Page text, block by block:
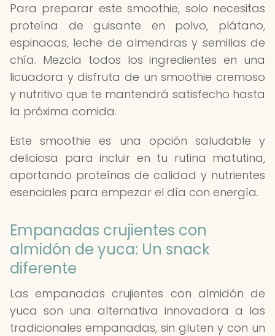
Para preparar este smoothie, solo necesitas
proteína de guisante en polvo, plátano,
espinacas, leche de almendras y semillas de
chía. Mezcla todos los ingredientes en una
licuadora y disfruta de un smoothie cremoso
y nutritivo que te mantendrá satisfecho hasta
la próxima comida.
Este smoothie es una opción saludable y
deliciosa para incluir en tu rutina matutina,
aportando proteínas de calidad y nutrientes
esenciales para empezar el día con energía.
Empanadas crujientes con
almidón de yuca: Un snack
diferente
Las empanadas crujientes con almidón de
yuca son una alternativa innovadora a las
tradicionales empanadas, sin gluten y con un